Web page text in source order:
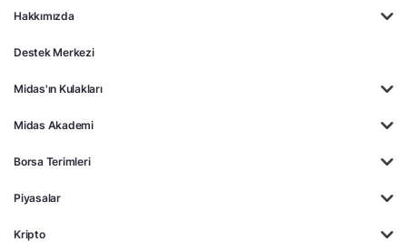
Hakkımızda
Destek Merkezi
Midas'ın Kulakları
Midas Akademi
Borsa Terimleri
Piyasalar
Kripto